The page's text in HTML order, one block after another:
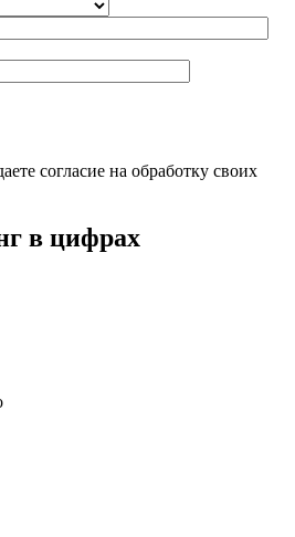
согласие на обработку своих
в цифрах